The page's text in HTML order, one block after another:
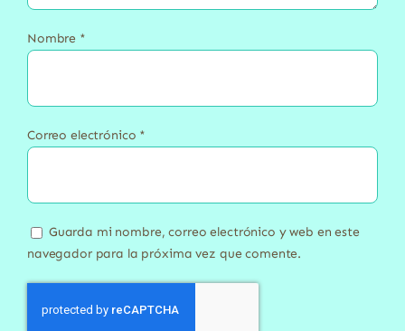
Nombre *
Correo electrónico *
Guarda mi nombre, correo electrónico y web en este
navegador para la próxima vez que comente.